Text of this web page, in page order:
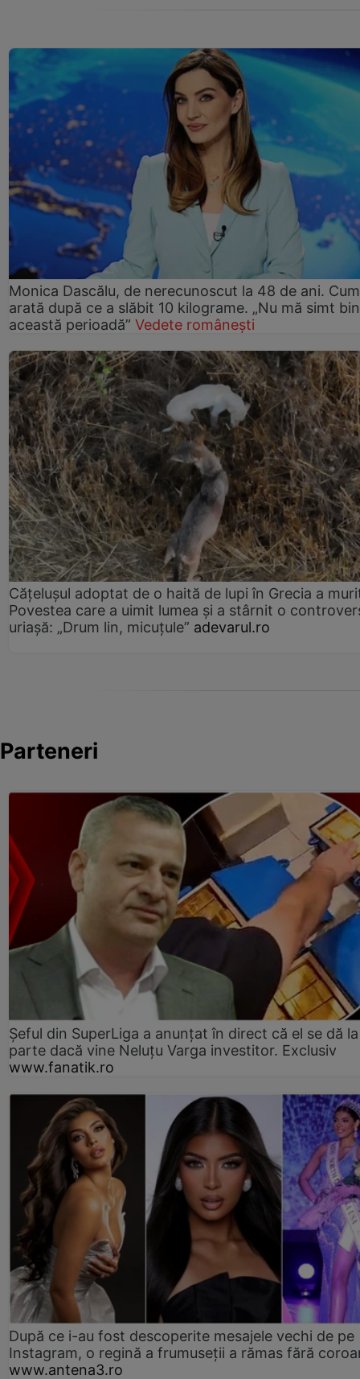
Monica Dascălu, de nerecunoscut la 48 de ani. Cum
arată după ce a slăbit 10 kilograme. „Nu mă simt
această perioadă” Vedete românești
Cățelușul adoptat de o haită de lupi în Grecia a
Povestea care a uimit lumea și a stârnit o
uriașă: „Drum lin, micuțule” adevarul.ro
Parteneri
Șeful din SuperLiga a anunțat în direct că el se dă
parte dacă vine Neluțu Varga investitor. Exclusiv
www.fanatik.ro
După ce i-au fost descoperite mesajele vechi de pe
Instagram, o regină a frumuseții a rămas fără
www.antena3.ro